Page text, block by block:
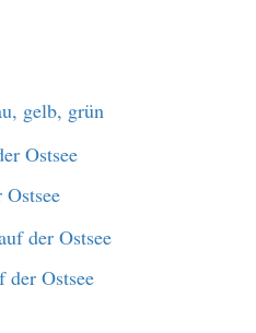
gelb, grün
der Ostsee